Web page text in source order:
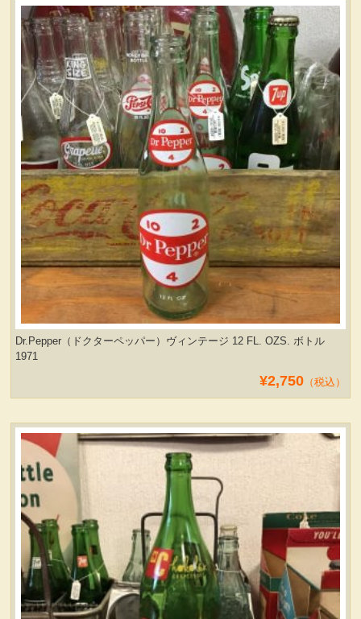
Dr.Pepper（ドクターペッパー）ヴィンテージ 12 FL. OZS. ボトル
1971
¥2,750（税込）